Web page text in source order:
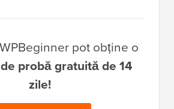
pot obține o
probă gratuită de 14
zile!